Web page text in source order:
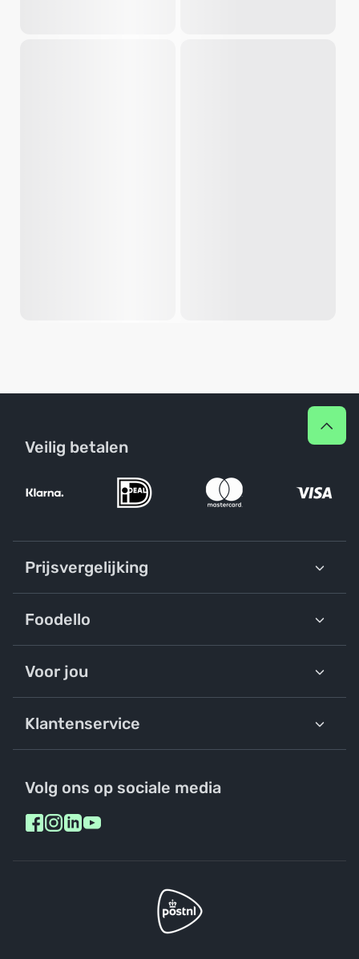
Veilig betalen
Prijsvergelijking
Foodello
Voor jou
Klantenservice
Volg ons op sociale media